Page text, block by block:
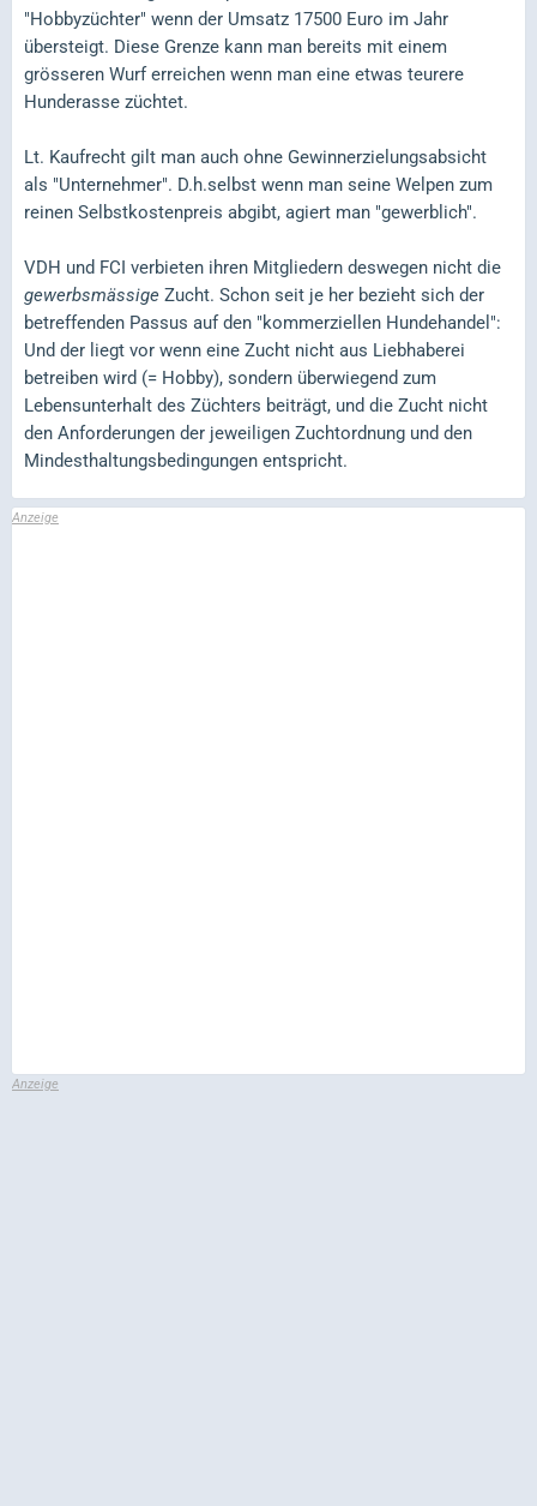
"Hobbyzüchter" wenn der Umsatz 17500 Euro im Jahr
übersteigt. Diese Grenze kann man bereits mit einem
grösseren Wurf erreichen wenn man eine etwas teurere
Hunderasse züchtet.
Lt. Kaufrecht gilt man auch ohne Gewinnerzielungsabsicht
als "Unternehmer". D.h.selbst wenn man seine Welpen zum
reinen Selbstkostenpreis abgibt, agiert man "gewerblich".
VDH und FCI verbieten ihren Mitgliedern deswegen nicht die
gewerbsmässige Zucht. Schon seit je her bezieht sich der
betreffenden Passus auf den "kommerziellen Hundehandel":
Und der liegt vor wenn eine Zucht nicht aus Liebhaberei
betreiben wird (= Hobby), sondern überwiegend zum
Lebensunterhalt des Züchters beiträgt, und die Zucht nicht
den Anforderungen der jeweiligen Zuchtordnung und den
Mindesthaltungsbedingungen entspricht.